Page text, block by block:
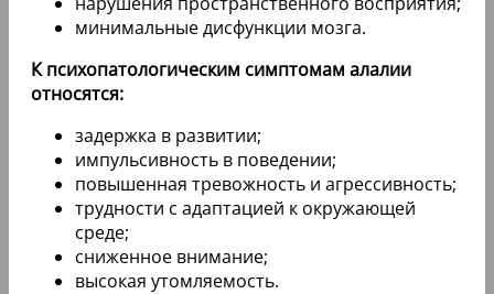
минимальные дисфункции мозга.
К психопатологическим симптомам алалии
относятся:
задержка в развитии;
импульсивность в поведении;
повышенная тревожность и агрессивность;
трудности с адаптацией к окружающей
среде;
сниженное внимание;
высокая утомляемость.